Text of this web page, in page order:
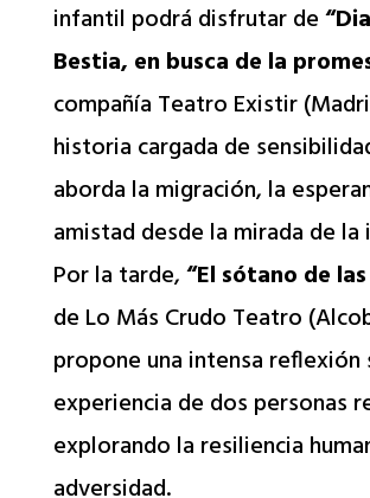
infantil podrá disfrutar de
Bestia, en busca de la
compañía Teatro Existir
historia cargada de
aborda la migración, la
amistad desde la mirada de la
Por la tarde,“El sótano de
de Lo Más Crudo Teatro
propone una intensa reflexión
experiencia de dos personas
explorando la resiliencia
adversidad.